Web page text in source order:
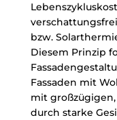
bzw.
Diesem Prinzip
Fassaden mit
mit
durch starke